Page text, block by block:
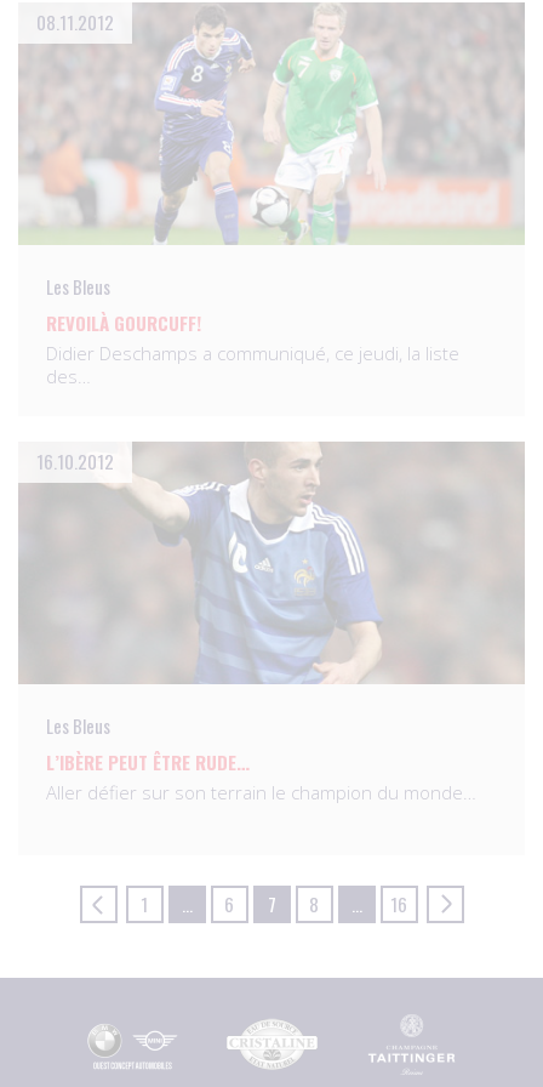
08.11.2012
Les Bleus
REVOILÀ GOURCUFF!
Didier Deschamps a communiqué, ce jeudi, la liste
des…
16.10.2012
Les Bleus
L’IBÈRE PEUT ÊTRE RUDE…
Aller défier sur son terrain le champion du monde…
1 6 7 8 16